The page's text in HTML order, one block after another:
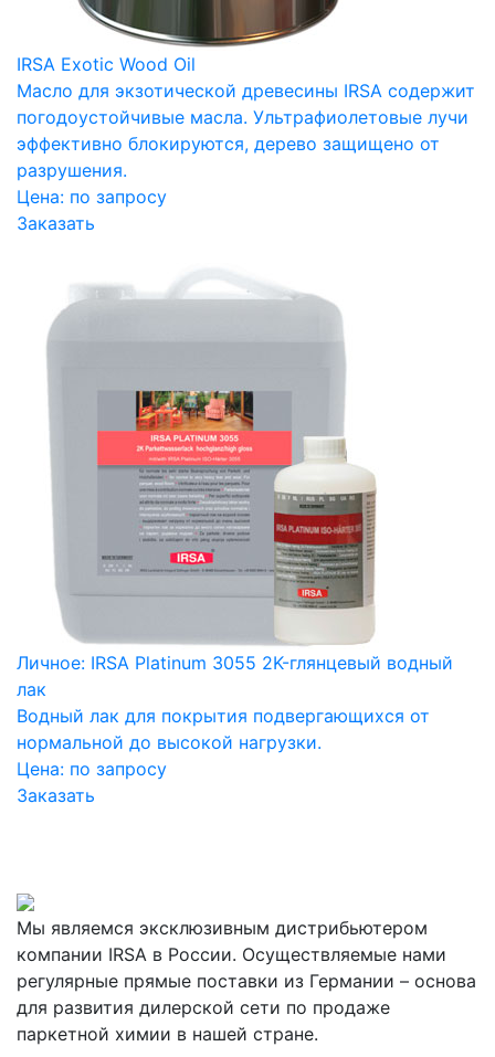
IRSA Exotic Wood Oil
Масло для экзотической древесины IRSA содержит
погодоустойчивые масла. Ультрафиолетовые лучи
эффективно блокируются, дерево защищено от
разрушения.
Цена: по запросу
Заказать
Личное: IRSA Platinum 3055 2K-глянцевый водный
лак
Водный лак для покрытия подвергающихся от
нормальной до высокой нагрузки.
Цена: по запросу
Заказать
Мы являемся эксклюзивным дистрибьютером
компании IRSA в России. Осуществляемые нами
регулярные прямые поставки из Германии – основа
для развития дилерской сети по продаже
паркетной химии в нашей стране.